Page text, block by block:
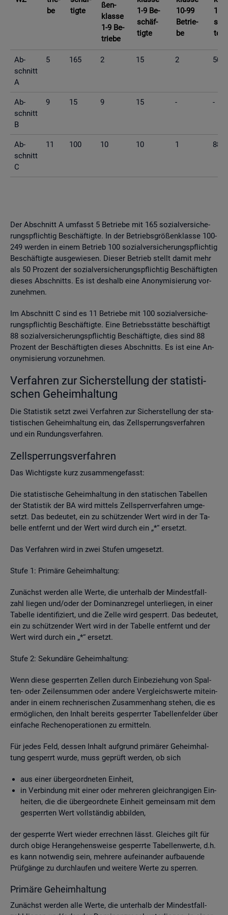
be
tig­te
ßen­
klas­se
1-9 Be­
trie­be
1-9 Be­
schäf­
tig­te
10-99
Be­trie­
be
10-
te
Ab­
schnitt
A
5 165 2 15 2 50
Ab­
schnitt
B
9 15 9 15 - -
Ab­
schnitt
C
11 100 10 10 1 88
Der Ab­schnitt A um­fasst 5 Be­trie­be mit 165 so­zi­al­ver­si­che­
rungs­pflich­tig Be­schäf­tig­te. In der Be­triebs­grö­ßen­klas­se 100-
249 wer­den in einem Be­trieb 100 so­zi­al­ver­si­che­rungs­pflich­tig
Be­schäf­tig­te aus­ge­wie­sen. Die­ser Be­trieb stellt damit mehr
als 50 Pro­zent der so­zi­al­ver­si­che­rungs­pflich­tig Be­schäf­tig­ten
die­ses Ab­schnitts. Es ist des­halb eine An­ony­mi­sie­rung vor­
zu­neh­men.
Im Ab­schnitt C sind es 11 Be­trie­be mit 100 so­zi­al­ver­si­che­
rungs­pflich­tig Be­schäf­tig­te. Eine Be­triebs­stät­te be­schäf­tigt
88 so­zi­al­ver­si­che­rungs­pflich­tig Be­schäf­tig­te, dies sind 88
Pro­zent der Be­schäf­tig­ten die­ses Ab­schnitts. Es ist eine An­
ony­mi­sie­rung vor­zu­neh­men.
Ver­fah­ren zur Si­cher­stel­lung der sta­tis­ti­
schen Ge­heim­hal­tung
Die Sta­tis­tik setzt zwei Ver­fah­ren zur Si­cher­stel­lung der sta­
tis­ti­schen Ge­heim­hal­tung ein, das Zell­sper­rungs­ver­fah­ren
und ein Run­dungs­ver­fah­ren.
Zell­sper­rungs­ver­fah­ren
Das Wich­tigs­te kurz zu­sam­men­ge­fasst:
Die sta­tis­ti­sche Ge­heim­hal­tung in den sta­ti­schen Ta­bel­len
der Sta­tis­tik der BA wird mit­tels Zell­sperr­ver­fah­ren um­ge­
setzt. Das be­deu­tet, ein zu schüt­zen­der Wert wird in der Ta­
bel­le ent­fernt und der Wert wird durch ein „*“ er­setzt.
Das Ver­fah­ren wird in zwei Stu­fen um­ge­setzt.
Stufe 1: Pri­mä­re Ge­heim­hal­tung:
Zu­nächst wer­den alle Werte, die un­ter­halb der Min­dest­fall­
zahl lie­gen und/oder der Do­mi­nanz­re­gel un­ter­lie­gen, in einer
Ta­bel­le iden­ti­fi­ziert, und die Zelle wird ge­sperrt. Das be­deu­tet,
ein zu schüt­zen­der Wert wird in der Ta­bel­le ent­fernt und der
Wert wird durch ein „*“ er­setzt.
Stufe 2: Se­kun­dä­re Ge­heim­hal­tung:
Wenn diese ge­sperr­ten Zel­len durch Ein­be­zie­hung von Spal­
ten- oder Zei­len­sum­men oder an­de­re Ver­gleichs­wer­te mit­ein­
an­der in einem rech­ne­ri­schen Zu­sam­men­hang ste­hen, die es
er­mög­li­chen, den In­halt be­reits ge­sperr­ter Ta­bel­len­fel­der über
ein­fa­che Re­chen­ope­ra­tio­nen zu er­mit­teln.
Für jedes Feld, des­sen In­halt auf­grund pri­mä­rer Ge­heim­hal­
tung ge­sperrt wurde, muss ge­prüft wer­den, ob sich
aus einer über­ge­ord­ne­ten Ein­heit,
in Ver­bin­dung mit einer oder meh­re­ren gleich­ran­gi­gen Ein­
hei­ten, die die über­ge­ord­ne­te Ein­heit ge­mein­sam mit dem
ge­sperr­ten Wert voll­stän­dig ab­bil­den,
der ge­sperr­te Wert wie­der er­rech­nen lässt. Glei­ches gilt für
durch obige Her­an­ge­hens­wei­se ge­sperr­te Ta­bel­len­wer­te, d.h.
es kann not­wen­dig sein, meh­re­re auf­ein­an­der auf­bau­en­de
Prüf­gän­ge zu durch­lau­fen und wei­te­re Werte zu sper­ren.
Pri­mä­re Ge­heim­hal­tung
Zu­nächst wer­den alle Werte, die un­ter­halb der Min­dest­fall­